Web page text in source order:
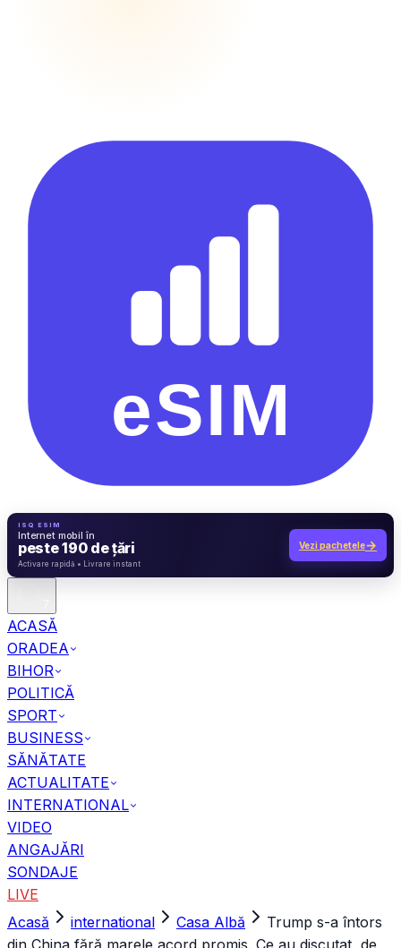
ISQ ESIM
Internet mobil în
peste 190 de țări Vezi pachetele→
ACASĂ
ORADEA
BIHOR
POLITICĂ
SPORT
BUSINESS
SĂNĂTATE
ACTUALITATE
INTERNATIONAL
VIDEO
ANGAJĂRI
SONDAJE
LIVE
Acasă
international Casa Albă
Trump s-a întors
din China fără marele acord promis. Ce au discutat, de